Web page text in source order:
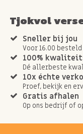
Tjokvol
Sneller bij jou
Voor 16.00
100%
Dé allerbeste
10x échte
Proef, bekijk en
Gratis afhalen
Op ons bedrijf of